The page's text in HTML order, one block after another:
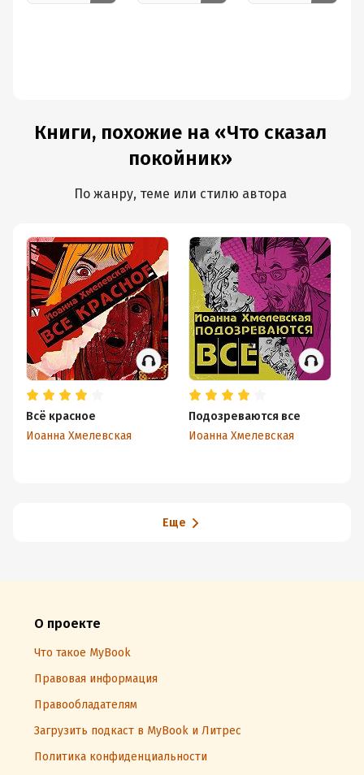
Книги, похожие на «Что сказал
покойник»
По жанру, теме или стилю автора
Всё красное
Иоанна Хмелевская
Подозреваются все
Иоанна Хмелевская
Еще
О проекте
Что такое MyBook
Правовая информация
Правообладателям
Загрузить подкаст в MyBook и Литрес
Политика конфиденциальности